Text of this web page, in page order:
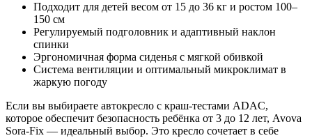
Подходит для детей весом от 15 до 36 кг и ростом 100–
150 см
Регулируемый подголовник и адаптивный наклон
спинки
Эргономичная форма сиденья с мягкой обивкой
Система вентиляции и оптимальный микроклимат в
жаркую погоду
Если вы выбираете автокресло с краш-тестами ADAC,
которое обеспечит безопасность ребёнка от 3 до 12 лет, Avova
Sora-Fix — идеальный выбор. Это кресло сочетает в себе